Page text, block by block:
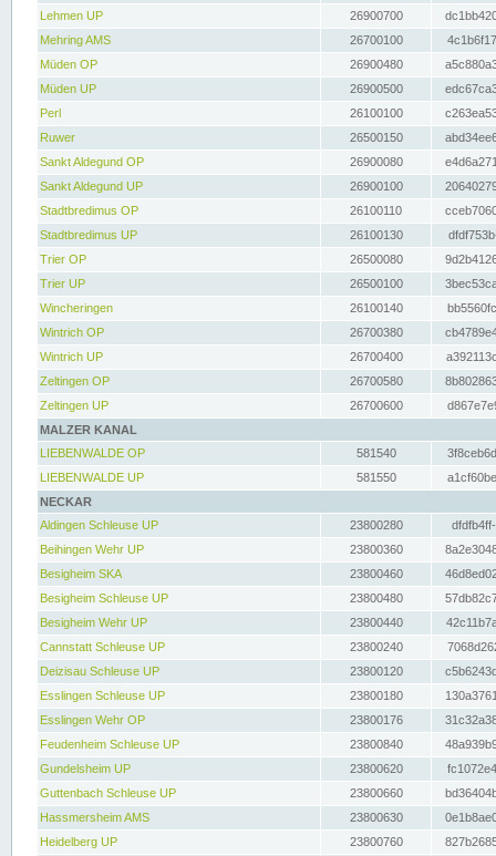
Lehmen UP
26900700
Mehring AMS
26700100
Müden OP
26900480
Müden UP
26900500
Perl
26100100
Ruwer
26500150
Sankt Aldegund OP
26900080
Sankt Aldegund UP
26900100
Stadtbredimus OP
26100110
Stadtbredimus UP
26100130
Trier OP
26500080
Trier UP
26500100
Wincheringen
26100140
Wintrich OP
26700380
Wintrich UP
26700400
Zeltingen OP
26700580
Zeltingen UP
26700600
MALZER KANAL
LIEBENWALDE OP
581540
LIEBENWALDE UP
581550
NECKAR
Aldingen Schleuse UP
23800280
Beihingen Wehr UP
23800360
Besigheim SKA
23800460
Besigheim Schleuse UP
23800480
Besigheim Wehr UP
23800440
Cannstatt Schleuse UP
23800240
Deizisau Schleuse UP
23800120
Esslingen Schleuse UP
23800180
Esslingen Wehr OP
23800176
Feudenheim Schleuse UP
23800840
Gundelsheim UP
23800620
Guttenbach Schleuse UP
23800660
Hassmersheim AMS
23800630
Heidelberg UP
23800760